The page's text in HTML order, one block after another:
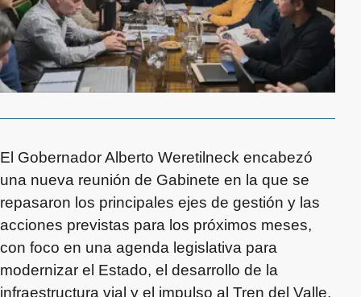
El Gobernador Alberto Weretilneck encabezó
una nueva reunión de Gabinete en la que se
repasaron los principales ejes de gestión y las
acciones previstas para los próximos meses,
con foco en una agenda legislativa para
modernizar el Estado, el desarrollo de la
infraestructura vial y el impulso al Tren del Valle.